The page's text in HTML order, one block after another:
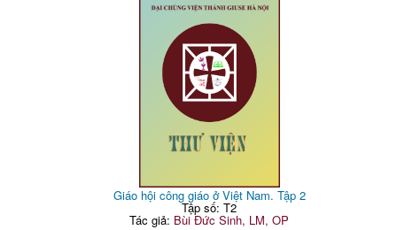
Giáo hội công giáo ở Việt Nam. Tập 2
Tập số: T2
Tác giả: Bùi Đức Sinh, LM, OP